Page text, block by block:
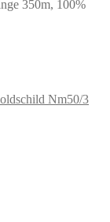
350m, 100%
Nm50/3